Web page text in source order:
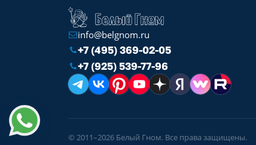
info@belgnom.ru
+7 (495) 369-02-05
+7 (925) 539-77-96
© 2011–2026 Белый Гном. Все права защищены.